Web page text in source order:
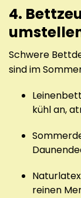
4.
Schwere
sind im
kühl an,
reinen